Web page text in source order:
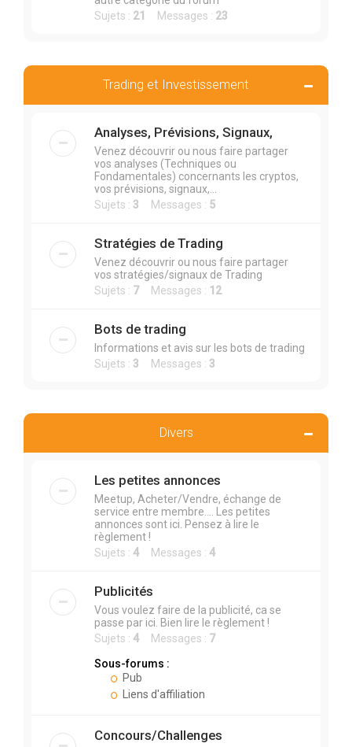
Sujets : 21 Messages : 23
Trading et Investissement
Analyses, Prévisions, Signaux,
Venez découvrir ou nous faire partager
vos analyses (Techniques ou
Fondamentales) concernants les cryptos,
vos prévisions, signaux,...
Sujets : 3 Messages : 5
Stratégies de Trading
Venez découvrir ou nous faire partager
vos stratégies/signaux de Trading
Sujets : 7Messages : 12
Bots de trading
Informations et avis sur les bots de trading
Sujets : 3 Messages : 3
Divers
Les petites annonces
Meetup, Acheter/Vendre, échange de
service entre membre.... Les petites
annonces sont ici. Pensez à lire le
règlement !
Sujets : 4 Messages : 4
Publicités
Vous voulez faire de la publicité, ca se
passe par ici. Bien lire le règlement !
Sujets : 4 Messages : 7
Sous-forums :
Pub
Liens d'affiliation
Concours/Challenges